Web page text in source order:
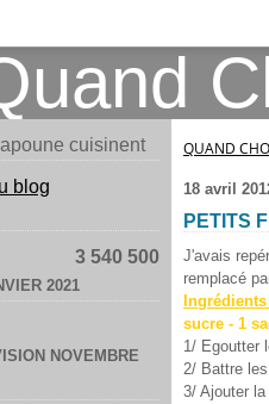
blog
3 540 500
2021
NOVEMBRE
QUAND
18 avril
PETITS
J'avais
remplacé
sucre - 1
1/ Egoutter
2/ Battre
3/ Ajouter